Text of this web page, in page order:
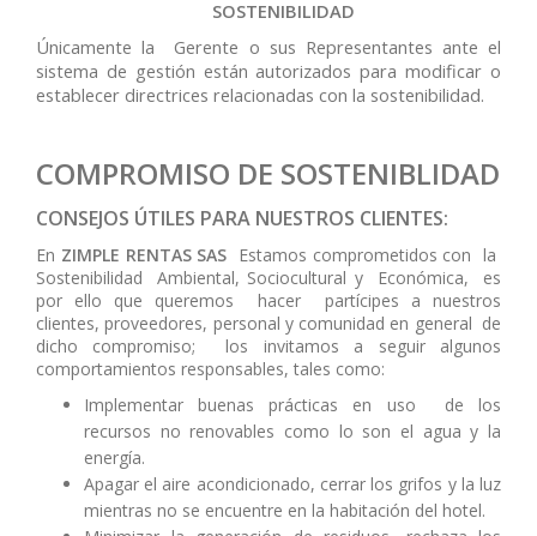
SOSTENIBILIDAD
Únicamente la Gerente o sus Representantes ante el
sistema de gestión están autorizados para modificar o
establecer directrices relacionadas con la sostenibilidad.
COMPROMISO DE SOSTENIBLIDAD
CONSEJOS ÚTILES PARA NUESTROS CLIENTES:
En ZIMPLE RENTAS SAS Estamos comprometidos con la
Sostenibilidad Ambiental, Sociocultural y Económica, es
por ello que queremos hacer partícipes a nuestros
clientes, proveedores, personal y comunidad en general de
dicho compromiso; los invitamos a seguir algunos
comportamientos responsables, tales como:
Implementar buenas prácticas en uso de los
recursos no renovables como lo son el agua y la
energía.
Apagar el aire acondicionado, cerrar los grifos y la luz
mientras no se encuentre en la habitación del hotel.